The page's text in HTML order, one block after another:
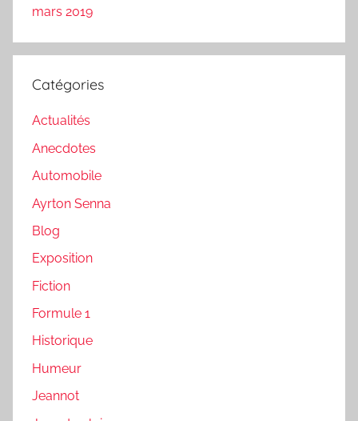
mars 2019
Catégories
Actualités
Anecdotes
Automobile
Ayrton Senna
Blog
Exposition
Fiction
Formule 1
Historique
Humeur
Jeannot